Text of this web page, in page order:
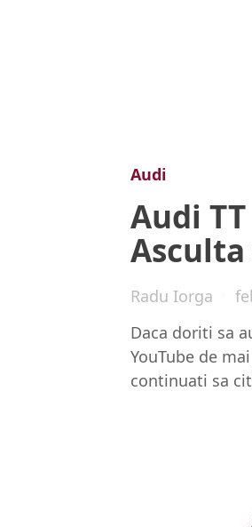
Audi
Audi
Radu Iorga
Daca doriti sa
YouTube de
continuati sa